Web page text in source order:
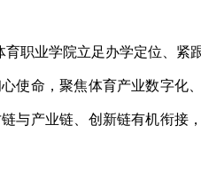
职业学院立足办学定位、紧
使命，聚焦体育产业数字化
与产业链、创新链有机衔接